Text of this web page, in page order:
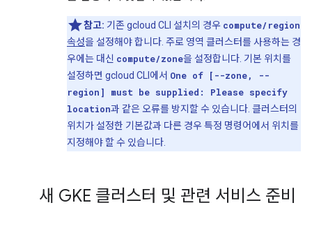
참고: 기존 gcloud CLI 설치의 경우 compute/region
속성을 설정해야 합니다. 주로 영역 클러스터를 사용하는 경
우에는 대신 compute/zone을 설정합니다. 기본 위치를
설정하면 gcloud CLI에서 One of [--zone, --
region] must be supplied: Please specify
location과 같은 오류를 방지할 수 있습니다. 클러스터의
위치가 설정한 기본값과 다른 경우 특정 명령어에서 위치를
지정해야 할 수 있습니다.
새 GKE 클러스터 및 관련 서비스 준비